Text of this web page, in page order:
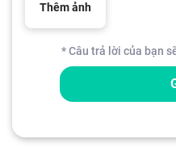
Thêm ảnh
* Câu trả lời của bạn